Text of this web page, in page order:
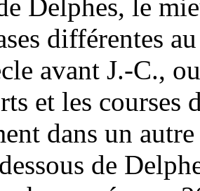
Delphes, le
différentes
avant J.-C.,
et les courses
dans un
de